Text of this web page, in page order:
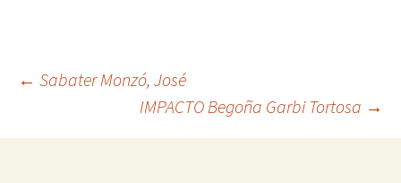
Navegación
de
← Sabater Monzó, José
IMPACTO Begoña Garbi Tortosa →